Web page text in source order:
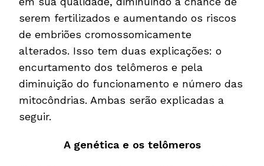
serem fertilizados e aumentando os riscos
de embriões cromossomicamente
alterados. Isso tem duas explicações: o
encurtamento dos telômeros e pela
diminuição do funcionamento e número das
mitocôndrias. Ambas serão explicadas a
seguir.
A genética e os telômeros